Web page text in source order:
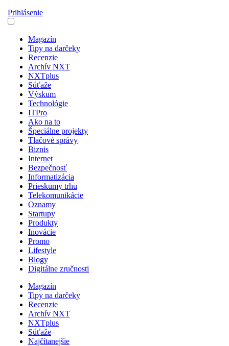
Prihlásenie
Magazín
Tipy na darčeky
Recenzie
Archív NXT
NXTplus
Súťaže
Výskum
Technológie
ITPro
Ako na to
Špeciálne projekty
Tlačové správy
Biznis
Internet
Bezpečnosť
Informatizácia
Prieskumy trhu
Telekomunikácie
Oznamy
Startupy
Produkty
Inovácie
Promo
Lifestyle
Blogy
Digitálne zručnosti
Magazín
Tipy na darčeky
Recenzie
Archív NXT
NXTplus
Súťaže
Najčítanejšie